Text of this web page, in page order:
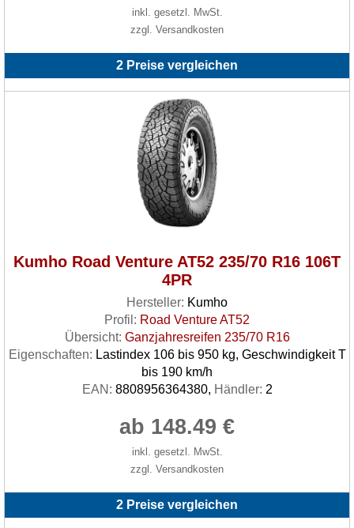
inkl. gesetzl. MwSt.
zzgl. Versandkosten
2 Preise vergleichen
Kumho Road Venture AT52 235/70 R16 106T
4PR
Hersteller: Kumho
Profil: Road Venture AT52
Übersicht: Ganzjahresreifen 235/70 R16
Eigenschaften: Lastindex 106 bis 950 kg, Geschwindigkeit T
bis 190 km/h
EAN: 8808956364380, Händler: 2
ab 148.49 €
inkl. gesetzl. MwSt.
zzgl. Versandkosten
2 Preise vergleichen